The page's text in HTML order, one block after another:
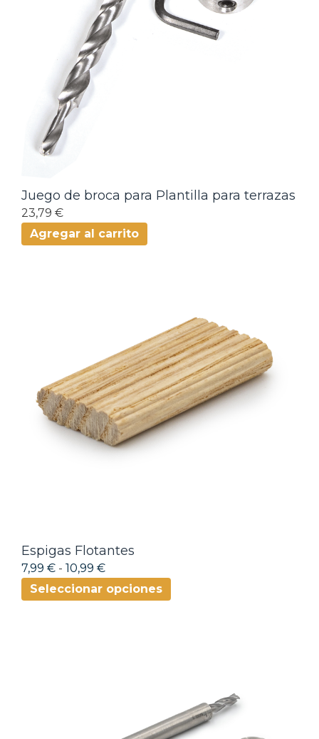
Juego de broca para Plantilla para terrazas
23,79 €
Agregar al carrito
Espigas Flotantes
7,99 € - 10,99 €
Seleccionar opciones